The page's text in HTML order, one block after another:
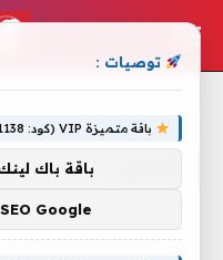
توصيات :
باقة متميزة VIP (كود: AA11138):
باقة باك
SEO Google